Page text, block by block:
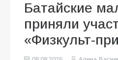
Батайские
приняли
«Физкульт-